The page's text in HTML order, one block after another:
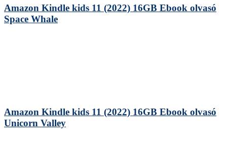
Amazon Kindle kids 11 (2022) 16GB Ebook olvasó
Space Whale
Amazon Kindle kids 11 (2022) 16GB Ebook olvasó
Unicorn Valley